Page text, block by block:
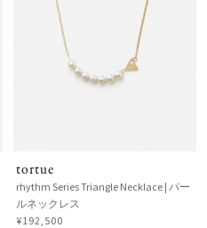
tortue
rhythm Series Triangle Necklace | パー
ルネックレス
¥192,500